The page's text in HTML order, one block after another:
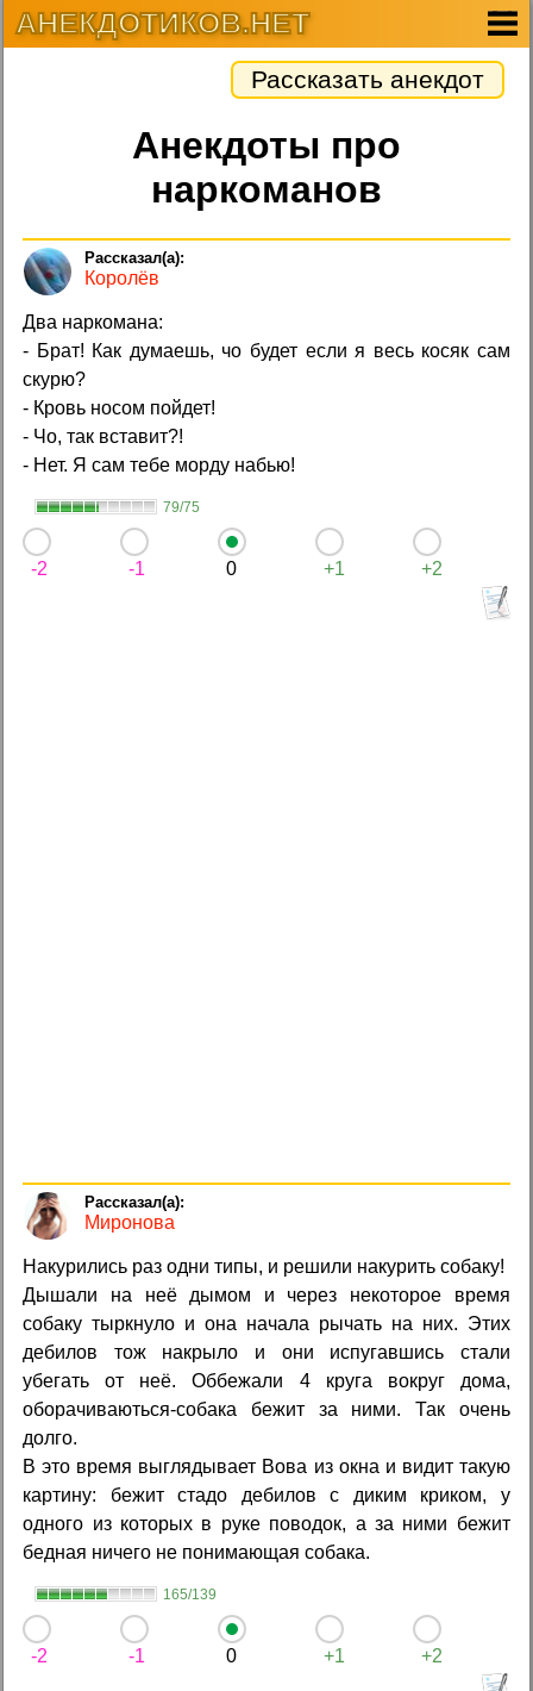
АНЕКДОТИКОВ.НЕТ
Рассказать анекдот
Анекдоты про
наркоманов
Королёв
Два наркомана:
- Брат! Как думаешь, чо будет если я весь косяк сам
скурю?
- Кровь носом пойдет!
- Чо, так вставит?!
- Нет. Я сам тебе морду набью!
79/75
-2 -1 0 +1 +2
Миронова
Накурились раз одни типы, и решили накурить собаку!
Дышали на неё дымом и через некоторое время
собаку тыркнуло и она начала рычать на них. Этих
дебилов тож накрыло и они испугавшись стали
убегать от неё. Оббежали 4 круга вокруг дома,
оборачиваються-собака бежит за ними. Так очень
долго.
В это время выглядывает Вова из окна и видит такую
картину: бежит стадо дебилов с диким криком, у
одного из которых в руке поводок, а за ними бежит
бедная ничего не понимающая собака.
165/139
-2 -1 0 +1 +2